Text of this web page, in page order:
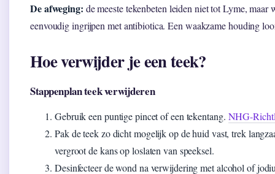
De afweging: de meeste tekenbeten leiden niet tot Lyme,
eenvoudig ingrijpen met antibiotica. Een waakzame houding
Hoe verwijder je een teek?
Stappenplan teek verwijderen
Gebruik een puntige pincet of een tekentang. NHG-
Pak de teek zo dicht mogelijk op de huid vast, trek
vergroot de kans op loslaten van speeksel.
Desinfecteer de wond na verwijdering met alcohol of